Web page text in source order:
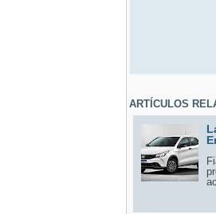
ARTÍCULOS